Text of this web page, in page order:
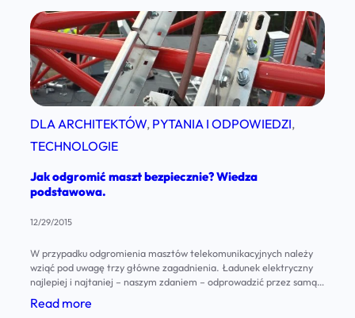
DLA ARCHITEKTÓW, PYTANIA I ODPOWIEDZI
TECHNOLOGIE
Jak odgromić maszt bezpiecznie? Wiedza
podstawowa.
12/29/2015
W przypadku odgromienia masztów telekomunikacyjnych należy
wziąć pod uwagę trzy główne zagadnienia. Ładunek elektryczny
najlepiej i najtaniej – naszym zdaniem – odprowadzić przez samą
konstrukcję masztu lub wieży kratownicowej. Produkty AluPro
wyposażone są w specjalne ucho w najniższym segmencie, które
Read more